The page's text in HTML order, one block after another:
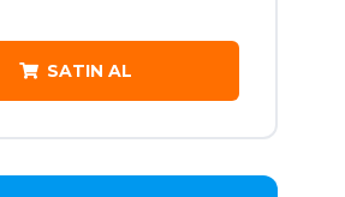
SATIN AL